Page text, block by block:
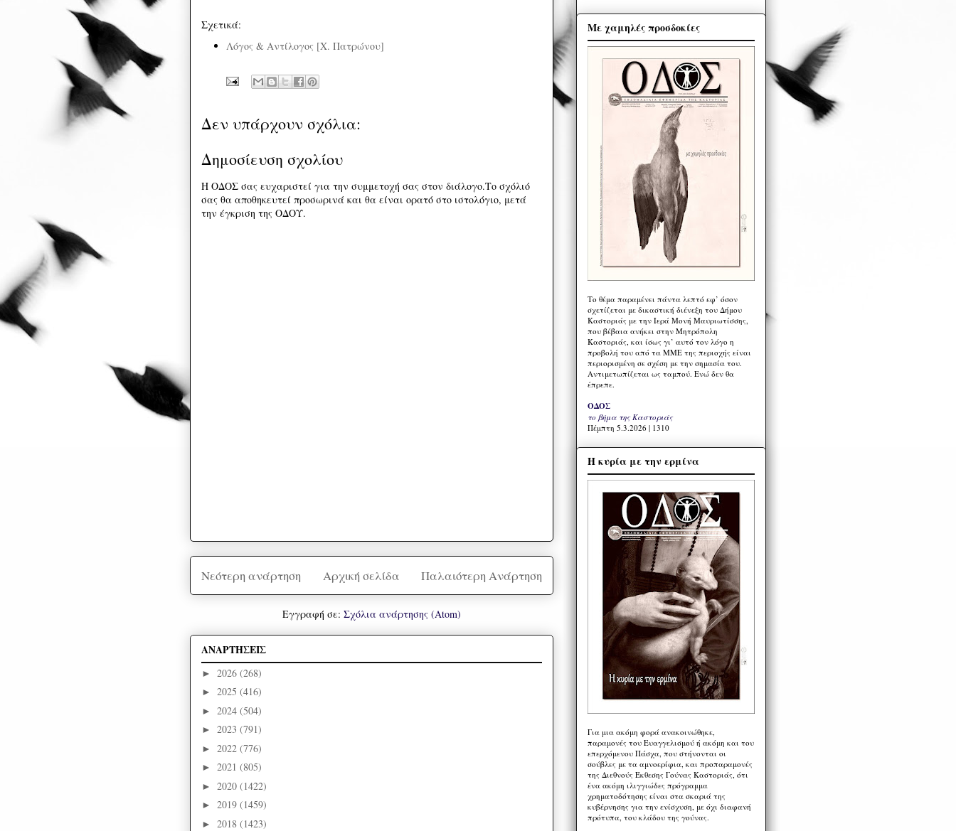
Σχετικά:
Λόγος & Αντίλογος [Χ. Πατρώνου]
Δεν υπάρχουν σχόλια:
Δημοσίευση σχολίου
Η ΟΔΟΣ σας ευχαριστεί για την συμμετοχή σας στον διάλογο.Το σχόλιό
σας θα αποθηκευτεί προσωρινά και θα είναι ορατό στο ιστολόγιο, μετά
την έγκριση της ΟΔΟΥ.
Νεότερη ανάρτηση Παλαιότερη Ανάρτηση
Αρχική σελίδα
Εγγραφή σε: Σχόλια ανάρτησης (Atom)
ΑΝΑΡΤΗΣΕΙΣ
► 2026 (268)
► 2025 (416)
► 2024 (504)
► 2023 (791)
► 2022 (776)
► 2021 (805)
► 2020 (1422)
► 2019 (1459)
► 2018 (1423)
Με χαμηλές προσδοκίες
Το θέμα παραμένει πάντα λεπτό εφ’ όσον
σχετίζεται με δικαστική διένεξη του Δήμου
Καστοριάς με την Ιερά Μονή Μαυριωτίσσης,
που βέβαια ανήκει στην Μητρόπολη
Καστοριάς, και ίσως γι’ αυτό τον λόγο η
προβολή του από τα ΜΜΕ της περιοχής είναι
περιορισμένη σε σχέση με την σημασία του.
Αντιμετωπίζεται ως ταμπού. Ενώ δεν θα
έπρεπε.
ΟΔΟΣ
το βήμα της Καστοριάς
Πέμπτη 5.3.2026 | 1310
Η κυρία με την ερμίνα
Για μια ακόμη φορά ανακοινώθηκε,
παραμονές του Ευαγγελισμού ή ακόμη και του
επερχόμενου Πάσχα, που στήνονται οι
σούβλες με τα αμνοερίφια, και προπαραμονές
της Διεθνούς Έκθεσης Γούνας Καστοριάς, ότι
ένα ακόμη ιλιγγιώδες πρόγραμμα
χρηματοδότησης είναι στα σκαριά της
κυβέρνησης για την ενίσχυση, με όχι διαφανή
πρότυπα, του κλάδου της γούνας.